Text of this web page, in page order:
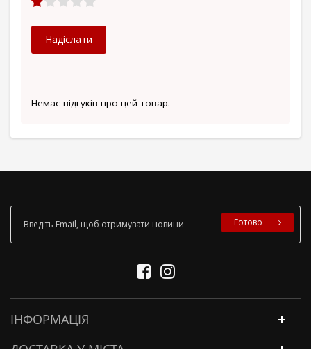
Немає відгуків про цей товар.
Надіслати
Готово
ІНФОРМАЦІЯ